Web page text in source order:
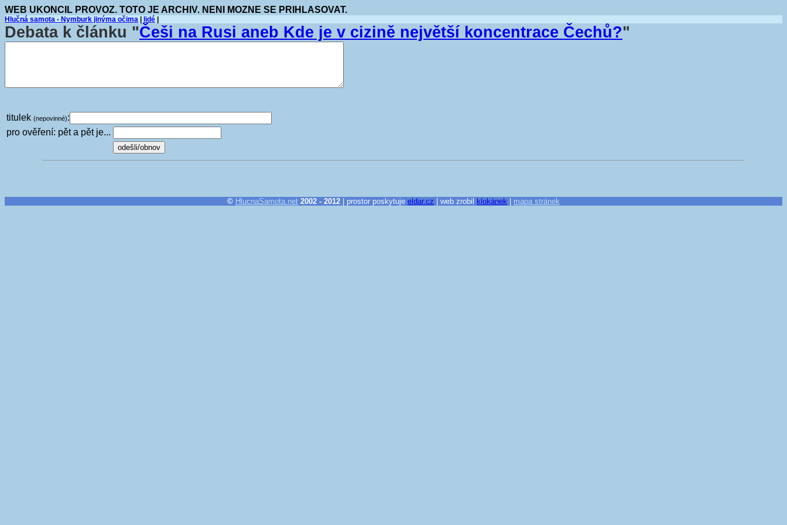
WEB UKONCIL PROVOZ. TOTO JE ARCHIV. NENI MOZNE SE PRIHLASOVAT.
Hlučná samota - Nymburk jinýma očima lidé
Debata k článku "Češi na Rusi aneb Kde je v cizině největší koncentrace Čechů?"
titulek (nepovinné):
pro ověření: pět a pět je...
© HlucnaSamota.net 2002 - 2012 | prostor poskytuje eldar.cz | web zrobil klokánek mapa stránek